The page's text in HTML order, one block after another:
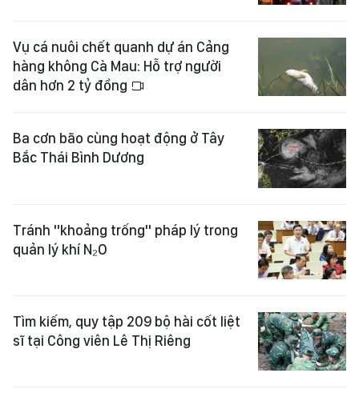
Vụ cá nuôi chết quanh dự án Cảng
hàng không Cà Mau: Hỗ trợ người
dân hơn 2 tỷ đồng
Ba cơn bão cùng hoạt động ở Tây
Bắc Thái Bình Dương
Tránh "khoảng trống" pháp lý trong
quản lý khí N₂O
Tìm kiếm, quy tập 209 bộ hài cốt liệt
sĩ tại Công viên Lê Thị Riêng